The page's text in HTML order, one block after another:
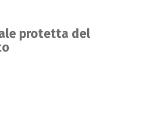
protetta del